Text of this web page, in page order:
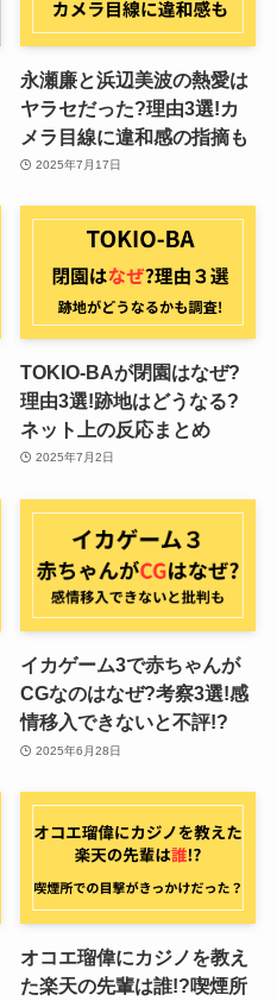
永瀬廉と浜辺美波の熱愛は
ヤラセだった?理由3選!カ
メラ目線に違和感の指摘も
2025年7月17日
TOKIO-BAが閉園はなぜ?
理由3選!跡地はどうなる?
ネット上の反応まとめ
2025年7月2日
イカゲーム3で赤ちゃんが
CGなのはなぜ?考察3選!感
情移入できないと不評!?
2025年6月28日
オコエ瑠偉にカジノを教え
た楽天の先輩は誰!?喫煙所